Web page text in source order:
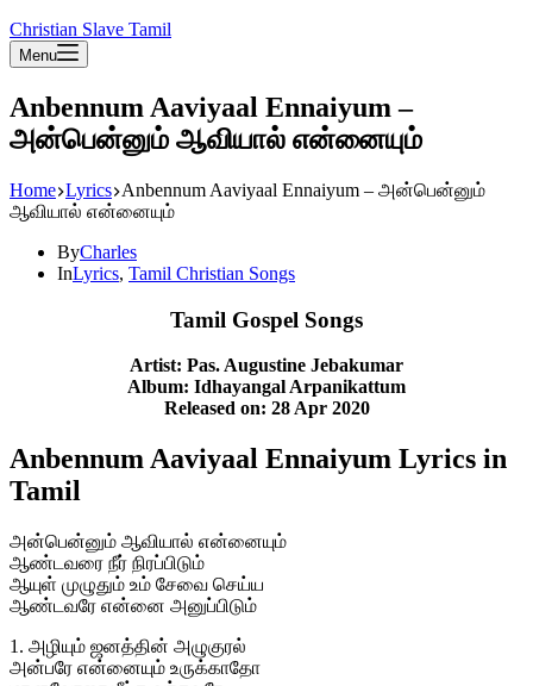
Christian Slave Tamil
Menu
Anbennum Aaviyaal Ennaiyum –
அன்பென்னும் ஆவியால் என்னையும்
Home Lyrics Anbennum Aaviyaal Ennaiyum – அன்பென்னும்
ஆவியால் என்னையும்
ByCharles
InLyrics, Tamil Christian Songs
Tamil Gospel Songs
Artist: Pas. Augustine Jebakumar
Album: Idhayangal Arpanikattum
Released on: 28 Apr 2020
Anbennum Aaviyaal Ennaiyum Lyrics in
Tamil
அன்பென்னும் ஆவியால் என்னையும்
ஆண்டவரை நீர் நிரப்பிடும்
ஆயுள் முழுதும் உம் சேவை செய்ய
ஆண்டவரே என்னை அனுப்பிடும்
1. அழியும் ஜனத்தின் அழுகுரல்
அன்பரே என்னையும் உருக்காதோ